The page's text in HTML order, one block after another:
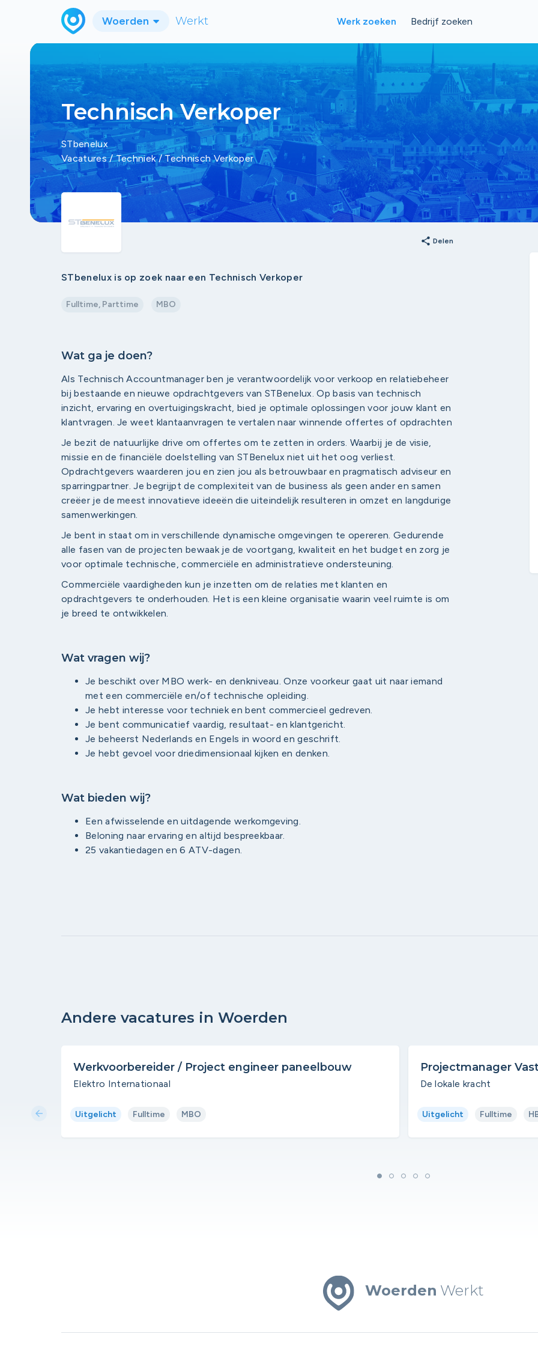
Woerden Werkt Werk zoeken Bedrijf zoeken
Technisch Verkoper
STbenelux
Vacatures/Techniek/Technisch Verkoper
share Delen
STbenelux is op zoek naar een Technisch Verkoper
Fulltime, Parttime MBO
Wat ga je doen?
Als Technisch Accountmanager ben je verantwoordelijk voor verkoop en relatiebeheer
bij bestaande en nieuwe opdrachtgevers van STBenelux. Op basis van technisch
inzicht, ervaring en overtuigingskracht, bied je optimale oplossingen voor jouw klant en
klantvragen. Je weet klantaanvragen te vertalen naar winnende offertes of opdrachten
Je bezit de natuurlijke drive om offertes om te zetten in orders. Waarbij je de visie,
missie en de financiële doelstelling van STBenelux niet uit het oog verliest.
Opdrachtgevers waarderen jou en zien jou als betrouwbaar en pragmatisch adviseur en
sparringpartner. Je begrijpt de complexiteit van de business als geen ander en samen
creëer je de meest innovatieve ideeën die uiteindelijk resulteren in omzet en langdurige
samenwerkingen.
Je bent in staat om in verschillende dynamische omgevingen te opereren. Gedurende
alle fasen van de projecten bewaak je de voortgang, kwaliteit en het budget en zorg je
voor optimale technische, commerciële en administratieve ondersteuning.
Commerciële vaardigheden kun je inzetten om de relaties met klanten en
opdrachtgevers te onderhouden. Het is een kleine organisatie waarin veel ruimte is om
je breed te ontwikkelen.
Wat vragen wij?
Je beschikt over MBO werk- en denkniveau. Onze voorkeur gaat uit naar iemand
met een commerciële en/of technische opleiding.
Je hebt interesse voor techniek en bent commercieel gedreven.
Je bent communicatief vaardig, resultaat- en klantgericht.
Je beheerst Nederlands en Engels in woord en geschrift.
Je hebt gevoel voor driedimensionaal kijken en denken.
Wat bieden wij?
Een afwisselende en uitdagende werkomgeving.
Beloning naar ervaring en altijd bespreekbaar.
25 vakantiedagen en 6 ATV-dagen.
Andere vacatures in Woerden
Werkvoorbereider / Project engineer paneelbouw
Elektro Internationaal
Uitgelicht Fulltime MBO
Projectmanager
De lokale kracht
Uitgelicht Fulltime
arrow_back
Woerden Werkt